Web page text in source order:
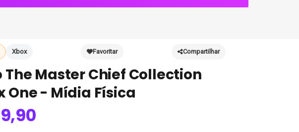
Xbox Favoritar Compartilhar
The Master Chief Collection
One - Mídia Física